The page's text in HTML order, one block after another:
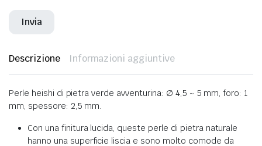
Descrizione Informazioni aggiuntive
Perle heishi di pietra verde avventurina: ∅ 4,5 ~ 5 mm, foro: 1
mm, spessore: 2,5 mm.
Con una finitura lucida, queste perle di pietra naturale
hanno una superficie liscia e sono molto comode da